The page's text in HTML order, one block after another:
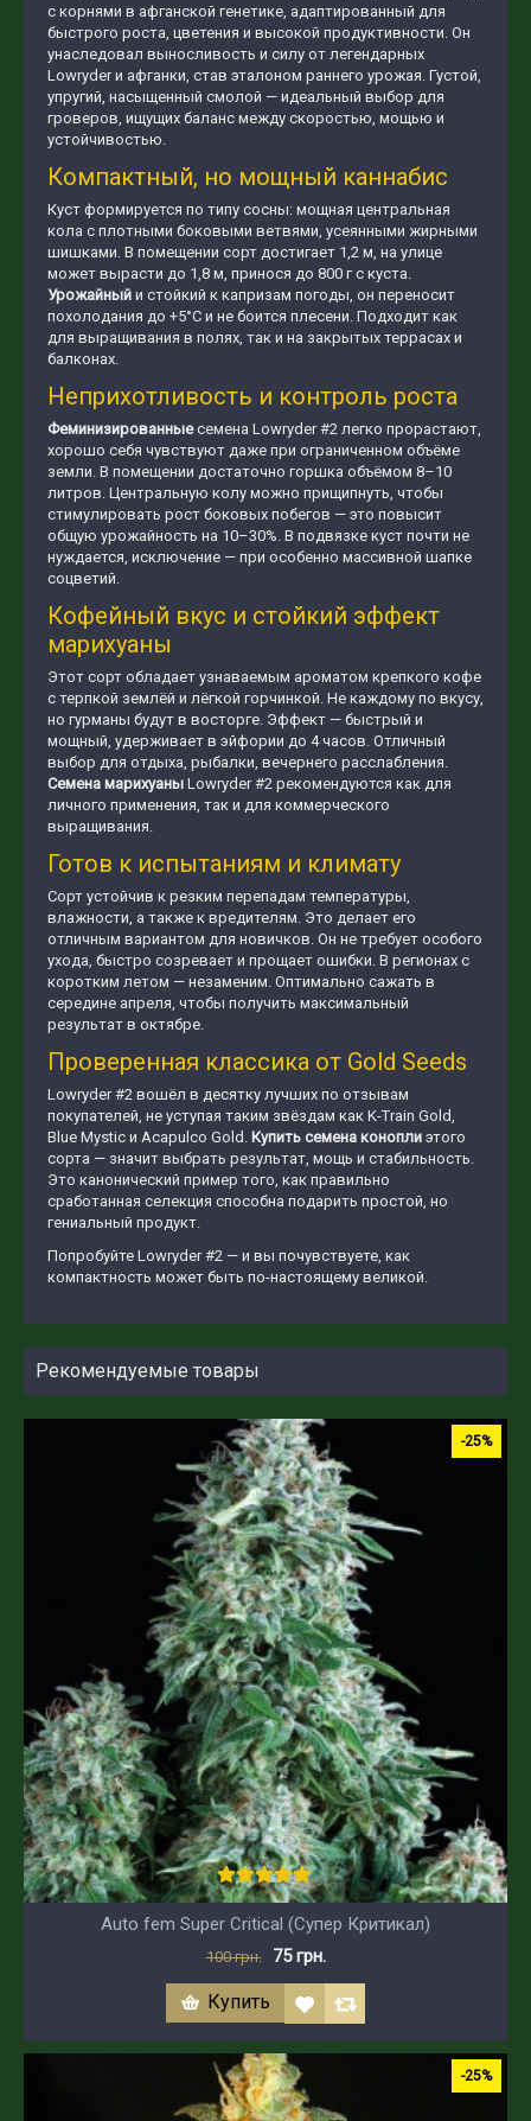
с корнями в афганской генетике, адаптированный для
быстрого роста, цветения и высокой продуктивности. Он
унаследовал выносливость и силу от легендарных
Lowryder и афганки, став эталоном раннего урожая. Густой,
упругий, насыщенный смолой — идеальный выбор для
гроверов, ищущих баланс между скоростью, мощью и
устойчивостью.
Компактный, но мощный каннабис
Куст формируется по типу сосны: мощная центральная
кола с плотными боковыми ветвями, усеянными жирными
шишками. В помещении сорт достигает 1,2 м, на улице
может вырасти до 1,8 м, принося до 800 г с куста.
Урожайный и стойкий к капризам погоды, он переносит
похолодания до +5°C и не боится плесени. Подходит как
для выращивания в полях, так и на закрытых террасах и
балконах.
Неприхотливость и контроль роста
Феминизированныесемена Lowryder #2 легко прорастают,
хорошо себя чувствуют даже при ограниченном объёме
земли. В помещении достаточно горшка объёмом 8–10
литров. Центральную колу можно прищипнуть, чтобы
стимулировать рост боковых побегов — это повысит
общую урожайность на 10–30%. В подвязке куст почти не
нуждается, исключение — при особенно массивной шапке
соцветий.
Кофейный вкус и стойкий эффект
марихуаны
Этот сорт обладает узнаваемым ароматом крепкого кофе
с терпкой землёй и лёгкой горчинкой. Не каждому по вкусу,
но гурманы будут в восторге. Эффект — быстрый и
мощный, удерживает в эйфории до 4 часов. Отличный
выбор для отдыха, рыбалки, вечернего расслабления.
Семена марихуаны Lowryder #2 рекомендуются как для
личного применения, так и для коммерческого
выращивания.
Готов к испытаниям и климату
Сорт устойчив к резким перепадам температуры,
влажности, а также к вредителям. Это делает его
отличным вариантом для новичков. Он не требует особого
ухода, быстро созревает и прощает ошибки. В регионах с
коротким летом — незаменим. Оптимально сажать в
середине апреля, чтобы получить максимальный
результат в октябре.
Проверенная классика от Gold Seeds
Lowryder #2 вошёл в десятку лучших по отзывам
покупателей, не уступая таким звёздам как K-Train Gold,
Blue Mystic и Acapulco Gold. Купить семена конопли этого
сорта — значит выбрать результат, мощь и стабильность.
Это канонический пример того, как правильно
сработанная селекция способна подарить простой, но
гениальный продукт.
Попробуйте Lowryder #2 — и вы почувствуете, как
компактность может быть по-настоящему великой.
Рекомендуемые товары
-25%
Auto fem Super Critical (Супер Критикал)
100 грн. 75 грн.
Купить
-25%